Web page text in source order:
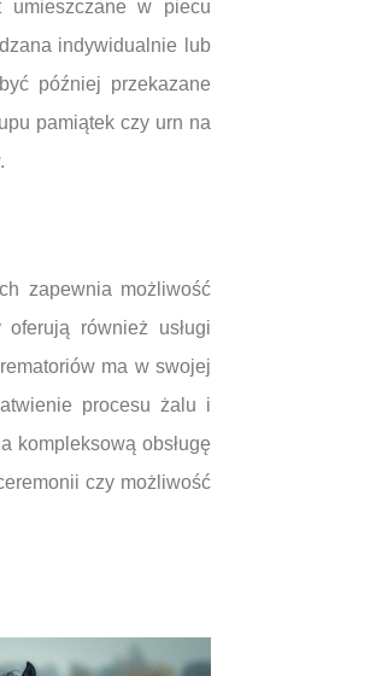
umieszczane w piecu
indywidualnie lub
później przekazane
pamiątek czy urn na
zapewnia możliwość
również usługi
ma w swojej
procesu żalu i
kompleksową obsługę
czy możliwość